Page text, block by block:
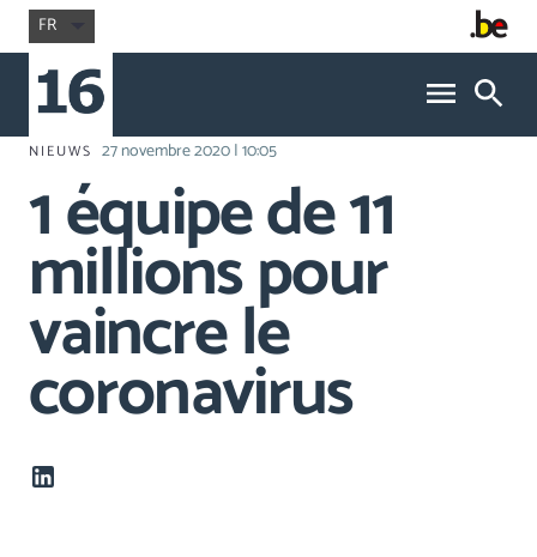
FR
NIEUWS 27 novembre 2020 | 10:05
1 équipe de 11
millions pour
vaincre le
coronavirus